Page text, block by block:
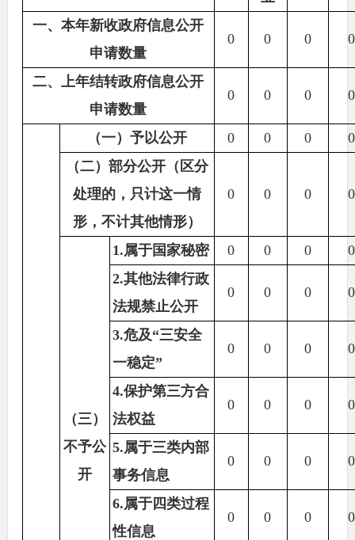
一、本年新收政府信息公开
申请数量
0 0 0 0
二、上年结转政府信息公开
申请数量
0 0 0 0
（一）予以公开 0 0 0
0
（二）部分公开（区分
处理的，只计这一情
形，不计其他情形）
0 0 0 0
（三）
不予公
开
1.属于国家秘密 0 0 0
0
2.其他法律行政
法规禁止公开
0 0 0 0
3.危及“三安全
一稳定”
0 0 0 0
4.保护第三方合
法权益
0 0 0 0
5.属于三类内部
事务信息
0 0 0 0
6.属于四类过程
性信息
0 0 0 0